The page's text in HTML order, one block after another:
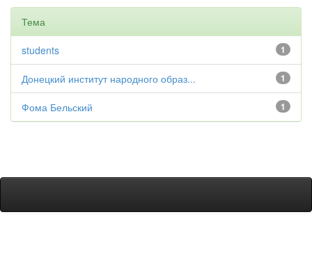
Тема
1
students
1
Донецкий институт народного образ...
1
Фома Бельский